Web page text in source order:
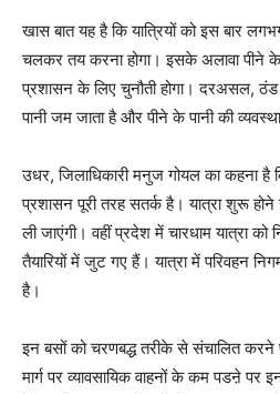
खास बात यह है कि यात्रियों को इस बार
चलकर तय करना होगा। इसके अलावा पीने के
प्रशासन के लिए चुनौती होगा। दरअसल,
पानी जम जाता है और पीने के पानी की
उधर, जिलाधिकारी मनुज गोयल का कहना है
प्रशासन पूरी तरह सतर्क है। यात्रा शुरू
ली जाएंगी। वहीं प्रदेश में चारधाम यात्रा
तैयारियों में जुट गए हैं। यात्रा में परिवहन
है।
इन बसों को चरणबद्ध तरीके से संचालित करने
मार्ग पर व्यावसायिक वाहनों के कम पडऩे पर